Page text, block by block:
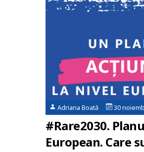
Adriana Boată 30
#Rare2030.
European. Care